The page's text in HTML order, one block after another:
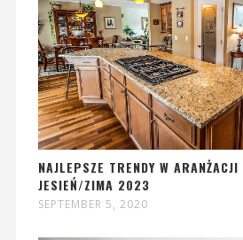
NAJLEPSZE TRENDY W
JESIEŃ/ZIMA 2023
SEPTEMBER 5, 2020